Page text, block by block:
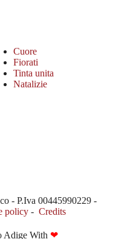
Cuore
Fiorati
Tinta unita
Natalizie
- P.Iva 00445990229 -
policy- Credits
Adige With ❤